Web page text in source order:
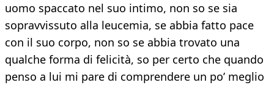
uomo spaccato nel suo intimo, non so se sia
sopravvissuto alla leucemia, se abbia fatto pace
con il suo corpo, non so se abbia trovato una
qualche forma di felicità, so per certo che quando
penso a lui mi pare di comprendere un po’ meglio